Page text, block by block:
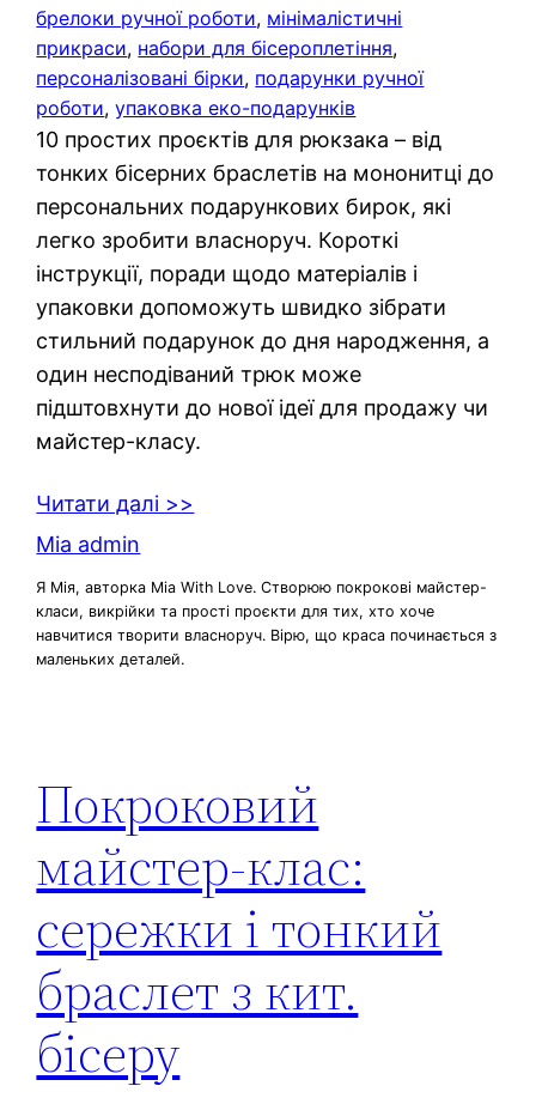
брелоки ручної роботи, мінімалістичні
прикраси, набори для бісероплетіння
персоналізовані бірки, подарунки ручної
роботи, упаковка еко-подарунків
10 простих проєктів для рюкзака – від
тонких бісерних браслетів на мононитці до
персональних подарункових бирок, які
легко зробити власноруч. Короткі
інструкції, поради щодо матеріалів і
упаковки допоможуть швидко зібрати
стильний подарунок до дня народження, а
один несподіваний трюк може
підштовхнути до нової ідеї для продажу чи
майстер-класу.
Читати далі >>
Mia admin
Я Мія, авторка Mia With Love. Створюю покрокові майстер-
класи, викрійки та прості проєкти для тих, хто хоче
навчитися творити власноруч. Вірю, що краса починається з
маленьких деталей.
Покроковий
майстер-клас:
сережки і тонкий
браслет з кит.
бісеру